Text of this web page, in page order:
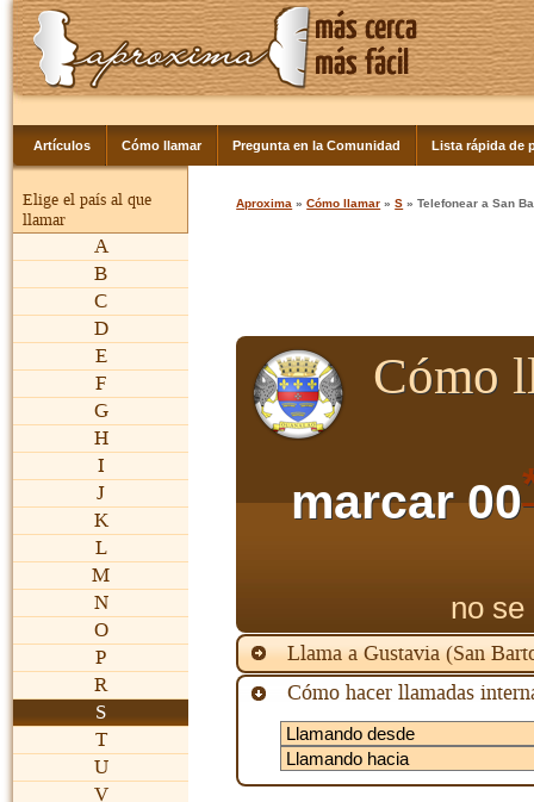
Artículos Cómo llamar Pregunta en la Comunidad Lista rápida de
Elige el país al que
llamar
A
B
C
D
E
F
G
H
I
J
K
L
M
N
O
P
R
S
T
U
V
Aproxima »Cómo llamar »S » Telefonear a San
Cómo
marcar 00
no
Llama a Gustavia (San
Cómo hacer llamadas